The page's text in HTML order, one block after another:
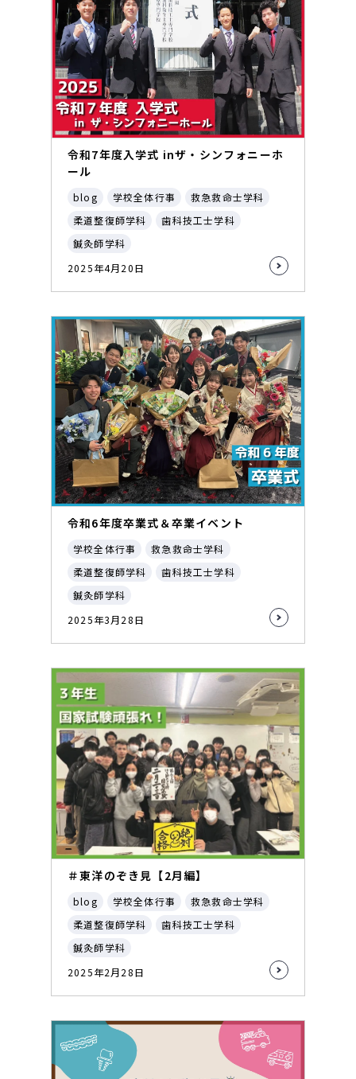
令和7年度入学式 inザ・シンフォニーホ
ール
blog 学校全体行事
救急救命士学科
柔道整復師学科
歯科技工士学科
鍼灸師学科
2025年4月20日
令和6年度卒業式＆卒業イベント
学校全体行事
救急救命士学科
柔道整復師学科
歯科技工士学科
鍼灸師学科
2025年3月28日
＃東洋のぞき見【2月編】
blog 学校全体行事
救急救命士学科
柔道整復師学科
歯科技工士学科
鍼灸師学科
2025年2月28日